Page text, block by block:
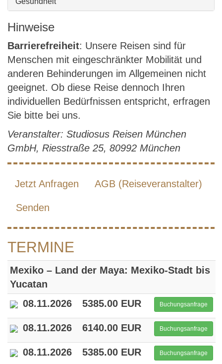
Hinweise
Barrierefreiheit: Unsere Reisen sind für
Menschen mit eingeschränkter Mobilität und
anderen Behinderungen im Allgemeinen nicht
geeignet. Ob diese Reise dennoch Ihren
individuellen Bedürfnissen entspricht, erfragen
Sie bitte bei uns.
Veranstalter: Studiosus Reisen München
GmbH, Riesstraße 25, 80992 München
Jetzt Anfragen AGB (Reiseveranstalter)
Senden
TERMINE
Mexiko – Land der Maya: Mexiko-Stadt bis
Yucatan
08.11.2026
5385.00 EUR Buchungsanfrage
08.11.2026 6140.00 EUR Buchungsanfrage
08.11.2026 5385.00 EUR Buchungsanfrage